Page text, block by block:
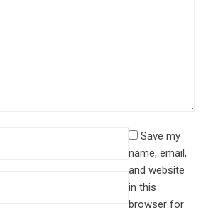
Save my
name, email,
and website
in this
browser for